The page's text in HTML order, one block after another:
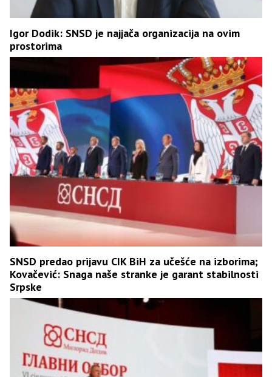
Igor Dodik: SNSD je najjača organizacija na ovim
prostorima
SNSD predao prijavu CIK BiH za učešće na izborima;
Kovačević: Snaga naše stranke je garant stabilnosti
Srpske